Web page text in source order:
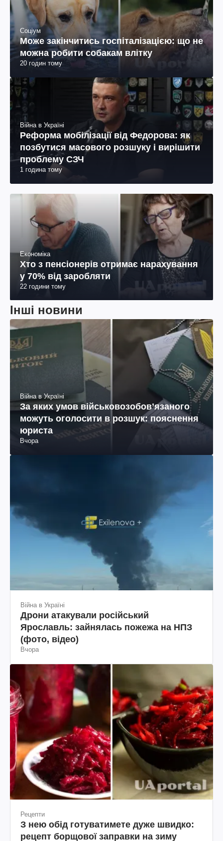
Соціум
Може закінчитись госпіталізацією: що не
можна робити собакам влітку
20 годин тому
Війна в Україні
Реформа мобілізації від Федорова: як
позбутися масового розшуку і вирішити
проблему СЗЧ
1 година тому
Економіка
Хто з пенсіонерів отримає нарахування
у 70% від заробляти
22 години тому
Інші новини
Війна в Україні
За яких умов військовозобов’язаного
можуть оголосити в розшук: пояснення
юриста
Вчора
Війна в Україні
Дрони атакували російський
Ярославль: зайнялась пожежа на НПЗ
(фото, відео)
Вчора
Рецепти
З нею обід готуватимете дуже швидко:
рецепт борщової заправки на зиму